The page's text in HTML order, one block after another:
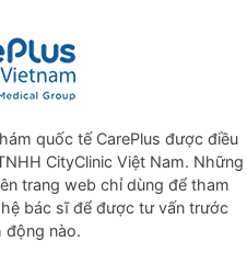
quốc tế CarePlus được điều
CityClinic Việt Nam. Những
trang web chỉ dùng để tham
hệ bác sĩ để được tư vấn trước
động nào.